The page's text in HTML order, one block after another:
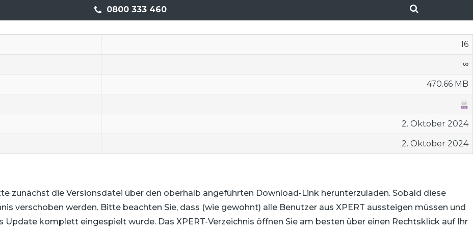
0800 333 460
16
∞
470.66 MB
2. Oktober 2024
2. Oktober 2024
zunächst die Versionsdatei über den oberhalb angeführten Download-Link herunterzuladen. Sobald diese
verschoben werden. Bitte beachten Sie, dass (wie gewohnt) alle Benutzer aus XPERT aussteigen müssen und
komplett eingespielt wurde. Das XPERT-Verzeichnis öffnen Sie am besten über einen Rechtsklick auf Ihr